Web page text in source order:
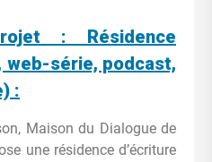
: Résidence
web-série, podcast,
:
Maison du Dialogue de
une résidence d’écriture